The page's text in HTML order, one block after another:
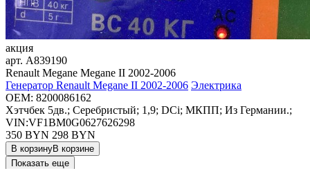
акция
арт. A839190
Renault Megane Megane II 2002-2006
Генератор Renault Megane II 2002-2006 Электрика
OEM: 8200086162
Хэтчбек 5дв.; Серебристый; 1,9; DCi; МКПП; Из Германии.;
VIN:VF1BM0G0627626298
350 BYN 298 BYN
В корзинуВ корзине
Показать еще